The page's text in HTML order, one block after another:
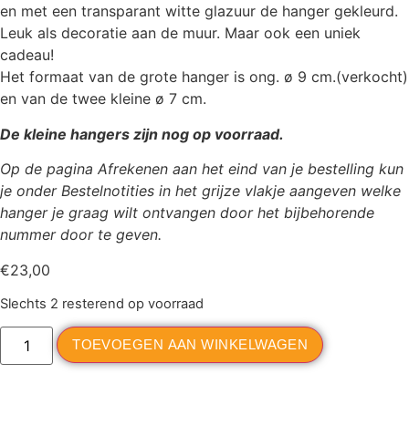
en met een transparant witte glazuur de hanger gekleurd.
Leuk als decoratie aan de muur. Maar ook een uniek
cadeau!
Het formaat van de grote hanger is ong. ø 9 cm.(verkocht)
en van de twee kleine ø 7 cm.
De kleine hangers zijn nog op voorraad.
Op de pagina Afrekenen aan het eind van je bestelling kun
je onder Bestelnotities in het grijze vlakje aangeven welke
hanger je graag wilt ontvangen door het bijbehorende
nummer door te geven.
€23,00
Slechts 2 resterend op voorraad
TOEVOEGEN AAN WINKELWAGEN